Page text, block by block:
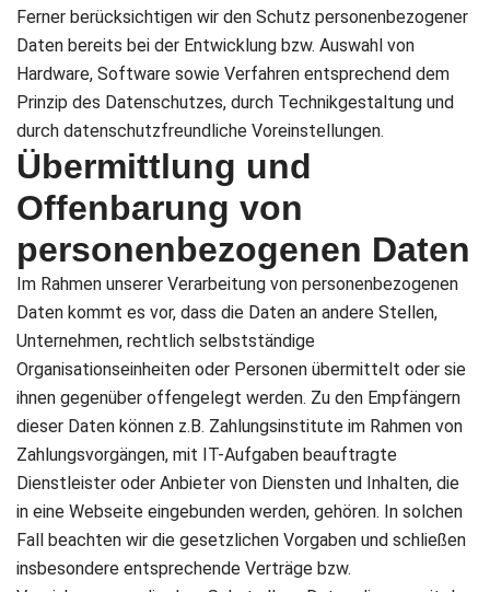
Ferner berücksichtigen wir den Schutz personenbezogener
Daten bereits bei der Entwicklung bzw. Auswahl von
Hardware, Software sowie Verfahren entsprechend dem
Prinzip des Datenschutzes, durch Technikgestaltung und
durch datenschutzfreundliche Voreinstellungen.
Übermittlung und
Offenbarung von
personenbezogenen Daten
Im Rahmen unserer Verarbeitung von personenbezogenen
Daten kommt es vor, dass die Daten an andere Stellen,
Unternehmen, rechtlich selbstständige
Organisationseinheiten oder Personen übermittelt oder sie
ihnen gegenüber offengelegt werden. Zu den Empfängern
dieser Daten können z.B. Zahlungsinstitute im Rahmen von
Zahlungsvorgängen, mit IT-Aufgaben beauftragte
Dienstleister oder Anbieter von Diensten und Inhalten, die
in eine Webseite eingebunden werden, gehören. In solchen
Fall beachten wir die gesetzlichen Vorgaben und schließen
insbesondere entsprechende Verträge bzw.